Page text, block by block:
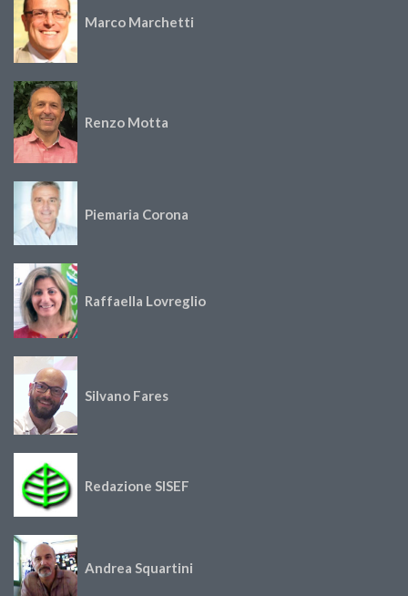
Marco Marchetti
Renzo Motta
Piemaria Corona
Raffaella Lovreglio
Silvano Fares
Redazione SISEF
Andrea Squartini